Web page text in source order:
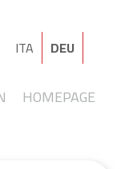
ITA DEU
HOMEPAGE